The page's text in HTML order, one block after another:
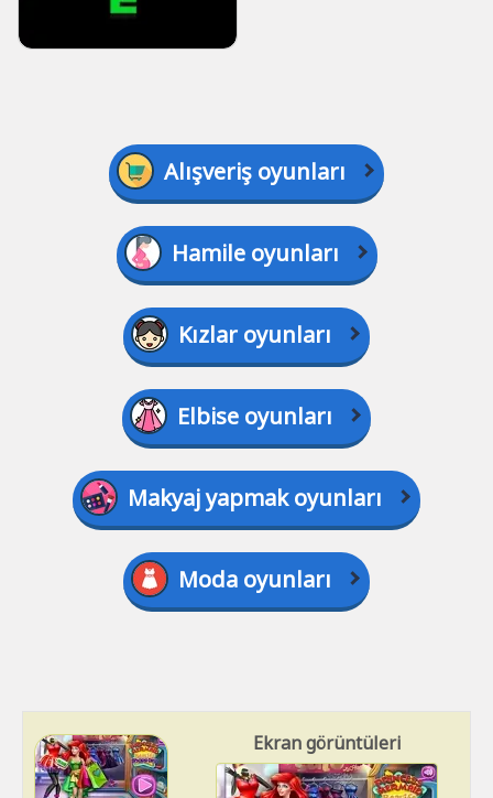
Alışveriş oyunları
Hamile oyunları
Kızlar oyunları
Elbise oyunları
Makyaj yapmak oyunları
Moda oyunları
Ekran görüntüleri